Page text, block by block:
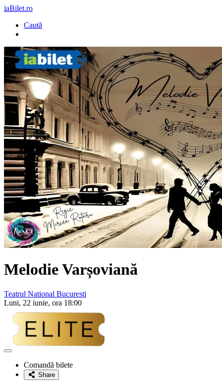
iaBilet.ro
Caută
Melodie Varșoviană
Teatrul National Bucuresti
Luni, 22 iunie, ora 18:00
Adaugă
favoriteComandă bilete
Share